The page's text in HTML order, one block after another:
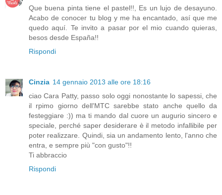
Que buena pinta tiene el pastel!!, Es un lujo de desayuno.
Acabo de conocer tu blog y me ha encantado, así que me
quedo aquí. Te invito a pasar por el mio cuando quieras,
besos desde España!!
Rispondi
Cinzia 14 gennaio 2013 alle ore 18:16
ciao Cara Patty, passo solo oggi nonostante lo sapessi, che
il rpimo giorno dell'MTC sarebbe stato anche quello da
festeggiare :)) ma ti mando dal cuore un augurio sincero e
speciale, perché saper desiderare è il metodo infallibile per
poter realizzare. Quindi, sia un andamento lento, l'anno che
entra, e sempre più "con gusto"!!
Ti abbraccio
Rispondi